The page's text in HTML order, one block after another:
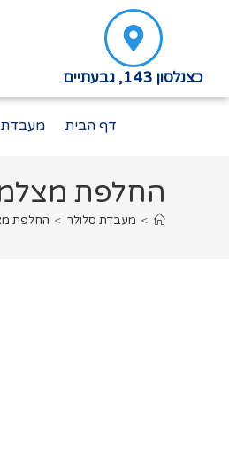
כצנלסון 143, גבעתיים
דף הבית מעבדת
החלפת מצלמה
> מעבדת סלולר > החלפת